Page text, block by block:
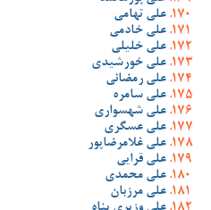
علی تهامی
علی خادمی
علی خلیلی
علی خورشیدی
علی رمضانی
علی سامره
علی شهسواری
علی عسگری
علی غلامرضاپور
علی قرایی
علی محمدی
علی مرزبان